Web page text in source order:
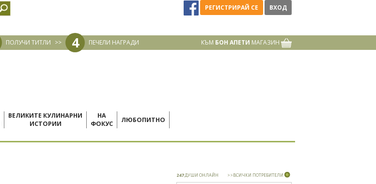
РЕГИСТРИРАЙ СЕ ВХОД
ПОЛУЧИ ТИТЛИ >> 4 ПЕЧЕЛИ НАГРАДИ КЪМ БОН АПЕТИ МАГАЗИН
ВЕЛИКИТЕ КУЛИНАРНИ
ИСТОРИИ
НА
ФОКУС
ЛЮБОПИТНО
247ДУШИ ОНЛАЙН >>ВСИЧКИ ПОТРЕБИТЕЛИ